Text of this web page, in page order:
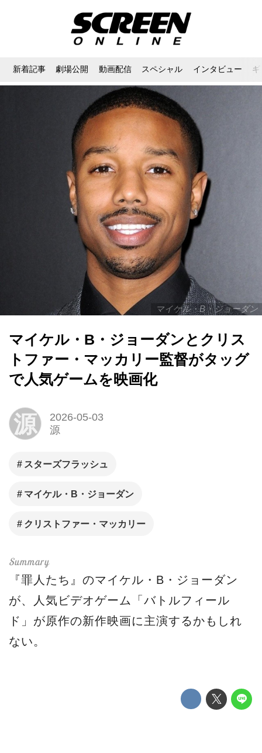
新着記事 劇場公開 動画配信 スペシャル インタビュー
マイケル・B・ジョーダン
マイケル・B・ジョーダンとクリス
トファー・マッカリー監督がタッグ
で人気ゲームを映画化
源
2026-05-03
源
スターズフラッシュ
マイケル・B・ジョーダン
クリストファー・マッカリー
『罪人たち』のマイケル・B・ジョーダン
が、人気ビデオゲーム「バトルフィール
ド」が原作の新作映画に主演するかもしれ
ない。